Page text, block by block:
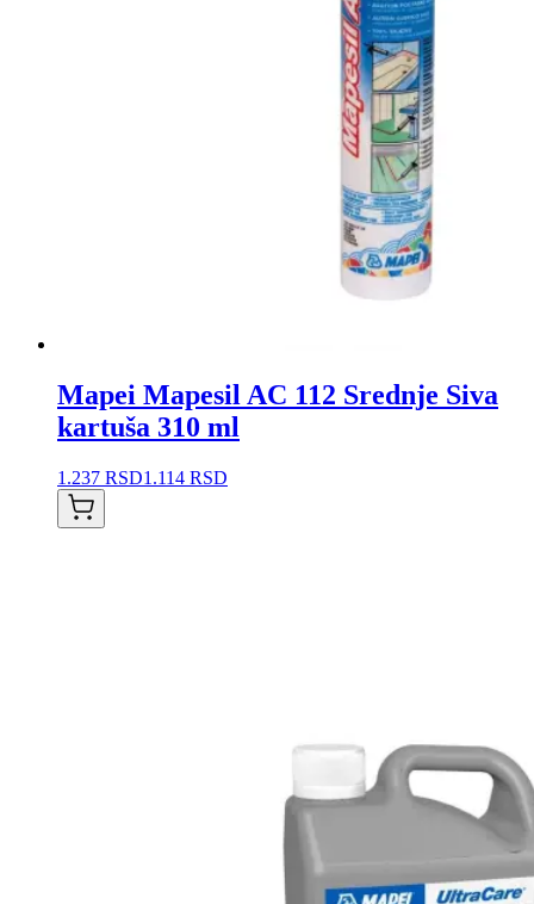
Mapei Mapesil AC 112 Srednje Siva
kartuša 310 ml
1.237 RSD1.114 RSD